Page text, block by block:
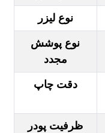
نوع لیزر
نوع پوشش
مجدد
دقت چاپ
ظرفیت پودر